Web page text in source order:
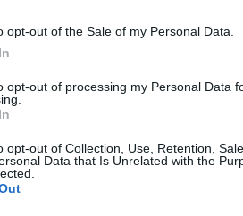
opt-out of the Sale of my Personal Data.
opt-out of processing my Personal Data
opt-out of Collection, Use, Retention,
Data that Is Unrelated with the
de kacskaringós is, ráadásul a
videónkban a CDPR 1994-
a kezdetektől, amelyeket
nem mindenki tudja, hogy
kezdték, mielőtt
létrehozásáról,